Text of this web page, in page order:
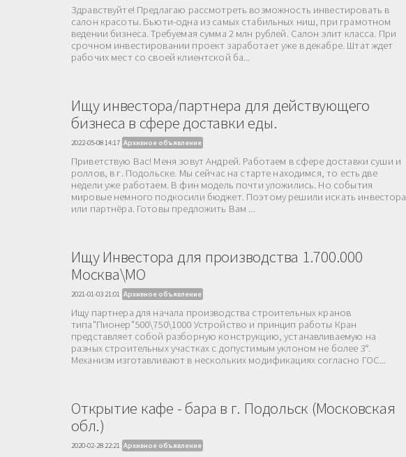
Здравствуйте! Предлагаю рассмотреть возможность инвестировать в
салон красоты. Бьюти-одна из самых стабильных ниш, при грамотном
ведении бизнеса. Требуемая сумма 2 млн рублей. Салон элит класса. При
срочном инвестировании проект заработает уже в декабре. Штат ждет
рабочих мест со своей клиентской ба...
Ищу инвестора/партнера для действующего
бизнеса в сфере доставки еды.
2022-05-08 14:17 Архивное объявление
Приветствую Вас! Меня зовут Андрей. Работаем в сфере доставки суши и
роллов, в г. Подольске. Мы сейчас на старте находимся, то есть две
недели уже работаем. В фин модель почти уложились. Но события
мировые немного подкосили бюджет. Поэтому решили искать инвестора
или партнёра. Готовы предложить Вам ...
Ищу Инвестора для производства 1.700.000
Москва\МО
2021-01-03 21:01 Архивное объявление
Ищу партнера для начала производства строительных кранов
типа"Пионер"500\750\1000 Устройство и принцип работы Кран
представляет собой разборную конструкцию, устанавливаемую на
разных строительных участках с допустимым уклоном не более 3°.
Механизм изготавливают в нескольких модификациях согласно ГОС...
Открытие кафе - бара в г. Подольск (Московская
обл.)
2020-02-28 22:21 Архивное объявление